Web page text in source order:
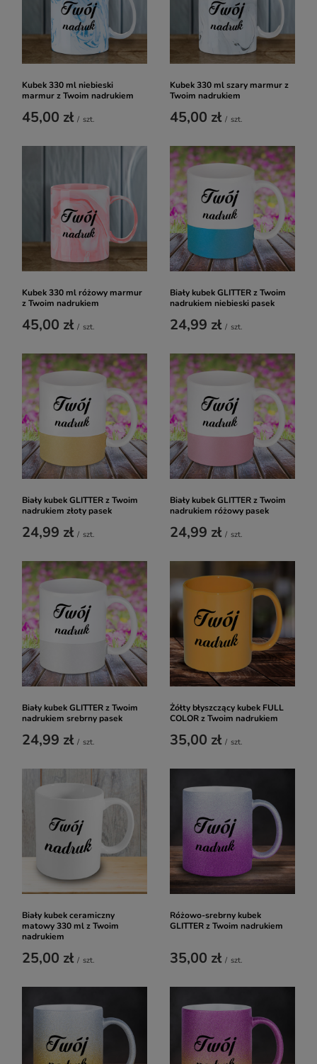
Kubek 330 ml niebieski
marmur z Twoim nadrukiem
45,00 zł / szt.
Kubek 330 ml szary marmur z
Twoim nadrukiem
45,00 zł / szt.
Kubek 330 ml różowy marmur
z Twoim nadrukiem
45,00 zł / szt.
Biały kubek GLITTER z Twoim
nadrukiem niebieski pasek
24,99 zł / szt.
Biały kubek GLITTER z Twoim
nadrukiem złoty pasek
24,99 zł / szt.
Biały kubek GLITTER z Twoim
nadrukiem różowy pasek
24,99 zł / szt.
Biały kubek GLITTER z Twoim
nadrukiem srebrny pasek
24,99 zł / szt.
Żółty błyszczący kubek FULL
COLOR z Twoim nadrukiem
35,00 zł / szt.
Biały kubek ceramiczny
matowy 330 ml z Twoim
nadrukiem
25,00 zł / szt.
Różowo-srebrny kubek
GLITTER z Twoim nadrukiem
35,00 zł / szt.